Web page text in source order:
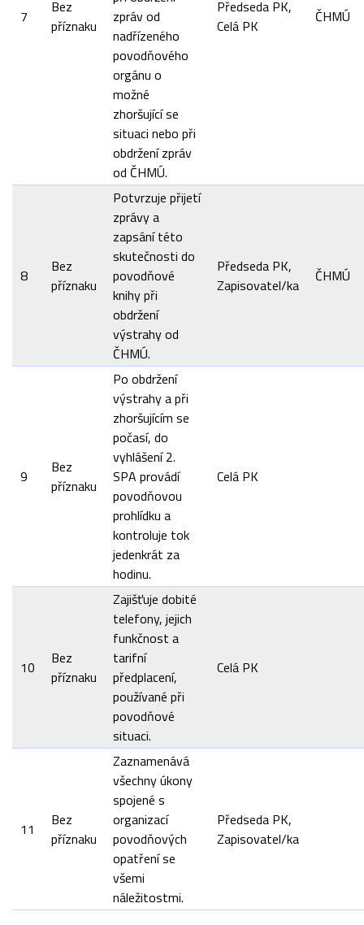
7
Bez
příznaku
zpráv od
nadřízeného
povodňového
orgánu o
možné
zhoršující se
situaci nebo při
obdržení zpráv
od ČHMÚ.
Předseda PK,
Celá PK
ČHMÚ
8
Bez
příznaku
Potvrzuje přijetí
zprávy a
zapsání této
skutečnosti do
povodňové
knihy při
obdržení
výstrahy od
ČHMÚ.
Předseda PK,
Zapisovatel/ka
ČHMÚ
9
Bez
příznaku
Po obdržení
výstrahy a při
zhoršujícím se
počasí, do
vyhlášení 2.
SPA provádí
povodňovou
prohlídku a
kontroluje tok
jedenkrát za
hodinu.
Celá PK
10
Bez
příznaku
Zajišťuje dobité
telefony, jejich
funkčnost a
tarifní
předplacení,
používané při
povodňové
situaci.
Celá PK
11
Bez
příznaku
Zaznamenává
všechny úkony
spojené s
organizací
povodňových
opatření se
všemi
náležitostmi.
Předseda PK,
Zapisovatel/ka